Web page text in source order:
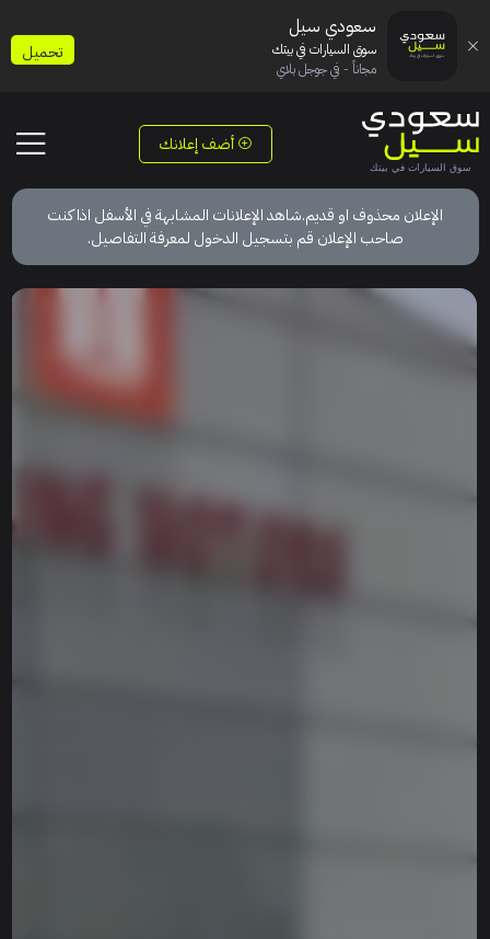
أضف إعلانك
الإعلان محذوف او قديم.شاهد الإعلانات المشابهة في الأسفل اذا كنت
صاحب الإعلان قم بتسجيل الدخول لمعرفة التفاصيل.
سعودي سيل
سوق السيارات في بيتك
مجاناً - في جوجل بلاي
تحميل